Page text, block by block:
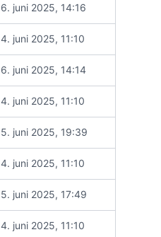
6. juni 2025, 14:16
4. juni 2025, 11:10
6. juni 2025, 14:14
4. juni 2025, 11:10
5. juni 2025, 19:39
4. juni 2025, 11:10
5. juni 2025, 17:49
4. juni 2025, 11:10